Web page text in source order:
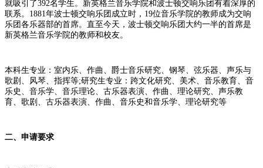
就吸引了392名学生。新英格兰音乐学院和波士顿交响乐团有着深厚的
联系。1881年波士顿交响乐团成立时，19位音乐学院的教师成为交响
乐团各乐器部的首席。直至今天，波士顿交响乐团大约一半的首席是
新英格兰音乐学院的教师和校友。
本科生专业：室内乐、作曲、爵士音乐研究、钢琴、弦乐器、声乐与
歌剧、风琴、指挥等;研究生专业：跨文化研究、美术、音乐教育、音
乐史、音乐学、音乐理论、古乐器表演、作曲、理论研究、声乐教
育、歌剧、古乐器表演、作曲、音乐史和音乐学、理论研究等
二、申请要求